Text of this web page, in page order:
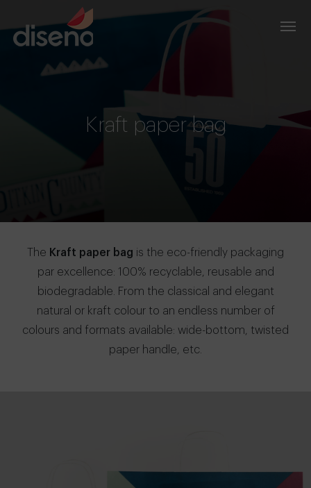
Kraft paper bag
The Kraft paper bag is the eco-friendly packaging
par excellence: 100% recyclable, reusable and
biodegradable. From the classical and elegant
natural or kraft colour to an endless number of
colours and formats available: wide-bottom, twisted
paper handle, etc.